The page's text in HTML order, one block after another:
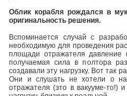
Облик корабля рождался в
оригинальность решения.
Вспоминается случай с
необходимую для проведения
площади отражателя давление
получаемая сила в полтора
создавали эту нагрузку. Вот так
Они и слушать не хотели о
отражателя (это в вакууме-то!)